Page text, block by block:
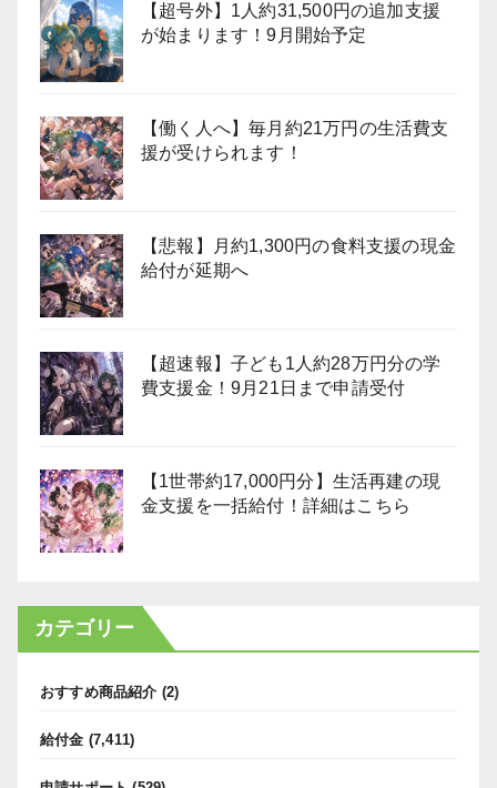
【超号外】1人約31,500円の追加支援
が始まります！9月開始予定
【働く人へ】毎月約21万円の生活費支
援が受けられます！
【悲報】月約1,300円の食料支援の現金
給付が延期へ
【超速報】子ども1人約28万円分の学
費支援金！9月21日まで申請受付
【1世帯約17,000円分】生活再建の現
金支援を一括給付！詳細はこちら
カテゴリー
おすすめ商品紹介 (2)
給付金 (7,411)